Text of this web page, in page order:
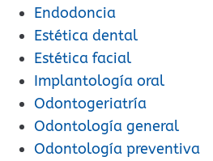
Endodoncia
Estética dental
Estética facial
Implantología oral
Odontogeriatría
Odontología general
Odontología preventiva